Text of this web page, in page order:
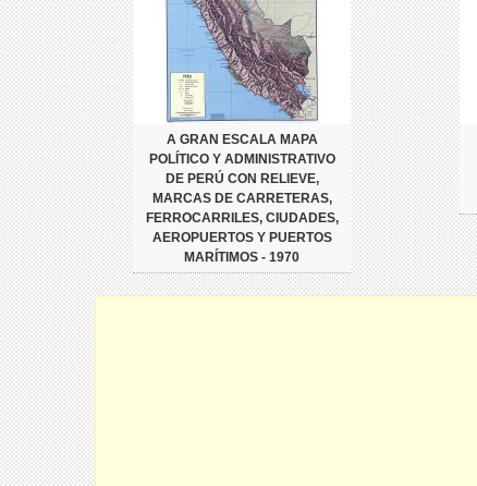
A GRAN ESCALA MAPA
POLÍTICO Y ADMINISTRATIVO
DE PERÚ CON RELIEVE,
MARCAS DE CARRETERAS,
FERROCARRILES, CIUDADES,
AEROPUERTOS Y PUERTOS
MARÍTIMOS - 1970